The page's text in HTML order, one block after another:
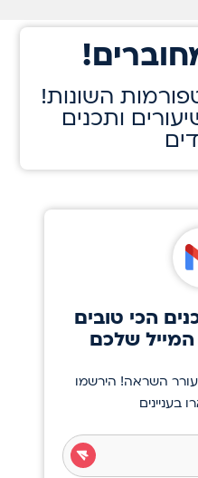
!עקבו אחרינו בפלטפורמות השונות
ותכנים
הכי טובים
המייל שלכם
השראה! הירשמו
בעניינים